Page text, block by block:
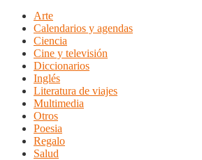
Arte
Calendarios y agendas
Ciencia
Cine y televisión
Diccionarios
Inglés
Literatura de viajes
Multimedia
Otros
Poesia
Regalo
Salud